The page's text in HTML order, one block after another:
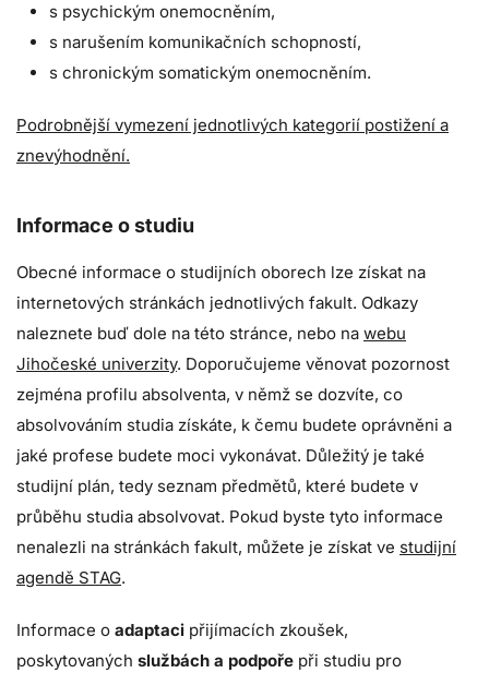
s psychickým onemocněním,
s narušením komunikačních schopností,
s chronickým somatickým onemocněním.
Podrobnější vymezení jednotlivých kategorií postižení a
znevýhodnění.
Informace o studiu
Obecné informace o studijních oborech lze získat na
internetových stránkách jednotlivých fakult. Odkazy
naleznete buď dole na této stránce, nebo na webu
Jihočeské univerzity. Doporučujeme věnovat pozornost
zejména profilu absolventa, v němž se dozvíte, co
absolvováním studia získáte, k čemu budete oprávněni a
jaké profese budete moci vykonávat. Důležitý je také
studijní plán, tedy seznam předmětů, které budete v
průběhu studia absolvovat. Pokud byste tyto informace
nenalezli na stránkách fakult, můžete je získat ve studijní
agendě STAG.
Informace o adaptaci přijímacích zkoušek,
poskytovaných službách a podpoře při studiu pro